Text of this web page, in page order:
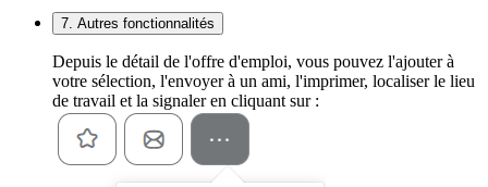
7. Autres fonctionnalités
Depuis le détail de l'offre d'emploi, vous pouvez l'ajouter à
votre sélection, l'envoyer à un ami, l'imprimer, localiser le lieu
de travail et la signaler en cliquant sur :